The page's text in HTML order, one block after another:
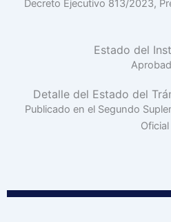
Decreto Ejecutivo 813/2023,
Estado del
Detalle del Estado del
Publicado en el Segundo
Oficial